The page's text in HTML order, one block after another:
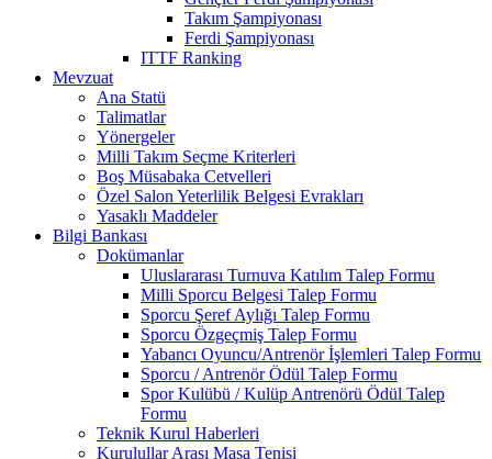
Takım Şampiyonası
Ferdi Şampiyonası
ITTF Ranking
Mevzuat
Ana Statü
Talimatlar
Yönergeler
Milli Takım Seçme Kriterleri
Boş Müsabaka Cetvelleri
Özel Salon Yeterlilik Belgesi Evrakları
Yasaklı Maddeler
Bilgi Bankası
Dokümanlar
Uluslararası Turnuva Katılım Talep Formu
Milli Sporcu Belgesi Talep Formu
Sporcu Şeref Aylığı Talep Formu
Sporcu Özgeçmiş Talep Formu
Yabancı Oyuncu/Antrenör İşlemleri Talep Formu
Sporcu / Antrenör Ödül Talep Formu
Spor Kulübü / Kulüp Antrenörü Ödül Talep
Formu
Teknik Kurul Haberleri
Kurulullar Arası Masa Tenisi